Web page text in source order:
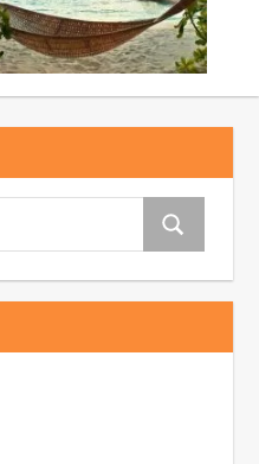
Recherche